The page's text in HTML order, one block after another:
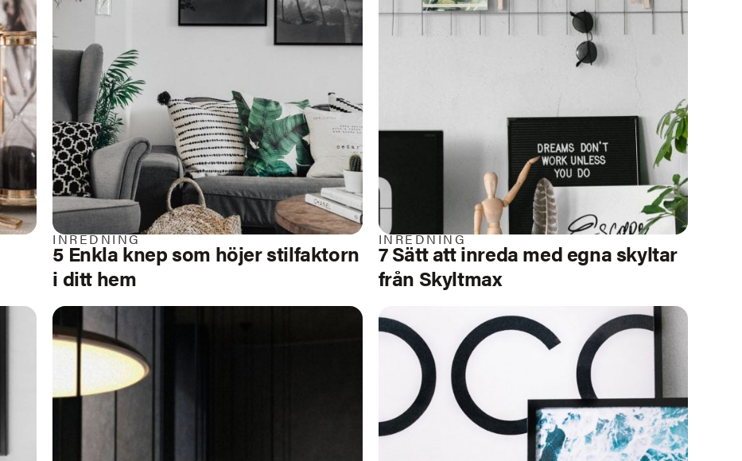
INREDNING
5 Enkla knep som höjer stilfaktorn
i ditt hem
INREDNING
7 Sätt att inreda med egna skyltar
från Skyltmax